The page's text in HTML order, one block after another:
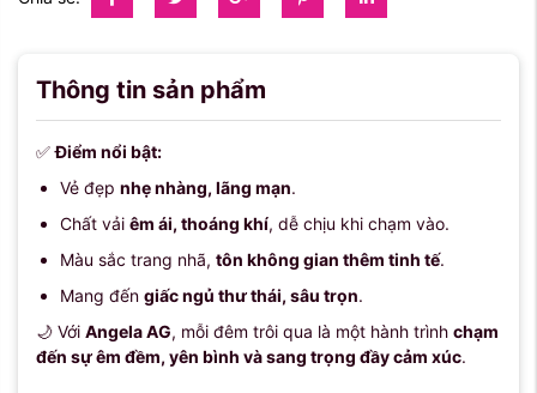
Thông tin sản phẩm
✅Điểm nổi bật:
Vẻ đẹp nhẹ nhàng, lãng mạn.
Chất vải êm ái, thoáng khí, dễ chịu khi chạm vào.
Màu sắc trang nhã, tôn không gian thêm tinh tế.
Mang đến giấc ngủ thư thái, sâu trọn.
🌙 Với Angela AG, mỗi đêm trôi qua là một hành trình chạm
đến sự êm đềm, yên bình và sang trọng đầy cảm xúc.